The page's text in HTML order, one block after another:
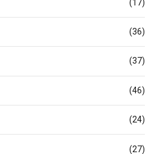
(17)
(36)
(37)
(46)
(24)
(27)